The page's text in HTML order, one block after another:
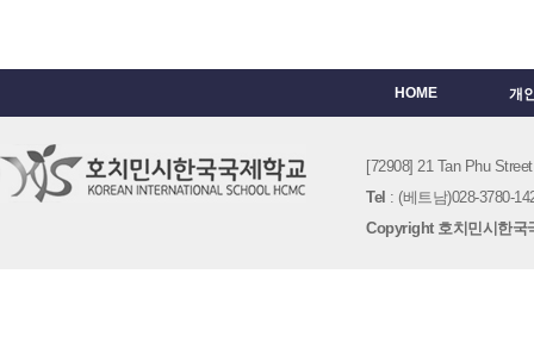
HOME 개
[72908] 21 Tan Phu
Tel : (베트남)028-3780-
Copyright 호치민시한국